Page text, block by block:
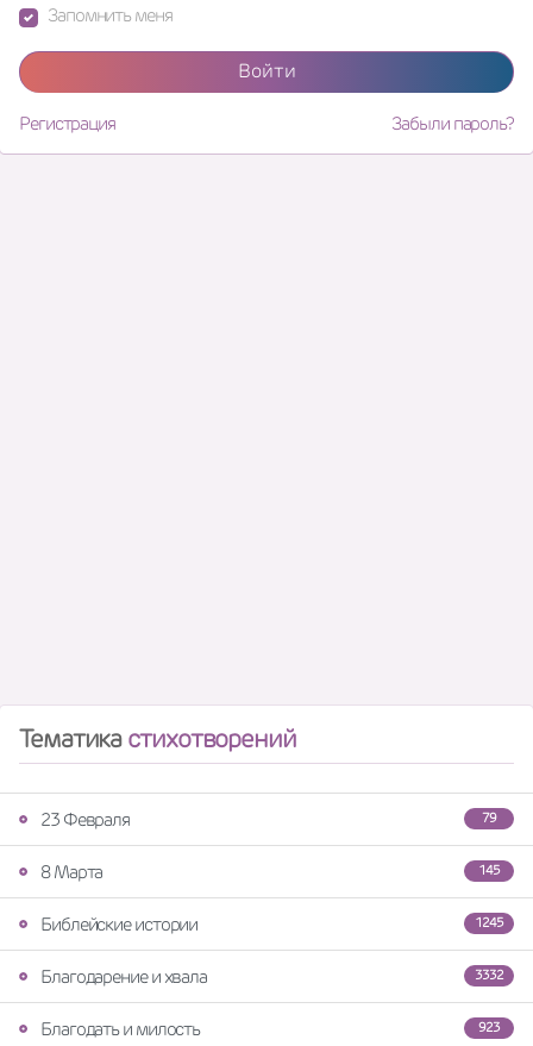
Запомнить меня
Войти
Регистрация Забыли пароль?
Тематикастихотворений
79
23 Февраля
145
8 Марта
1245
Библейские истории
3332
Благодарение и хвала
923
Благодать и милость